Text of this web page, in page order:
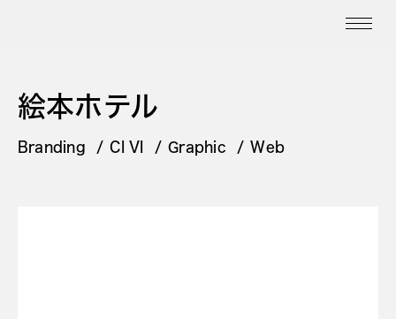
絵本ホテル
Branding CI VI Graphic Web